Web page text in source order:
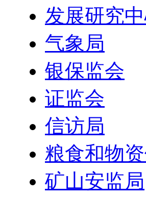
发展研究
气象局
银保监会
证监会
信访局
粮食和物
矿山安监局